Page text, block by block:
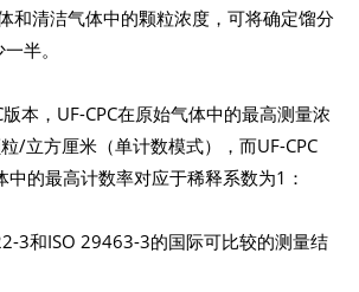
和清洁气体中的颗粒浓度，可将确定馏分
半。
本，UF-CPC在原始气体中的最高测量浓
/立方厘米（单计数模式），而UF-CPC
的最高计数率对应于稀释系数为1：
3和ISO 29463-3的国际可比较的测量结